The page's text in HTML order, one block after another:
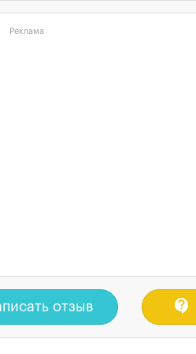
Реклама
отзыв contact_support